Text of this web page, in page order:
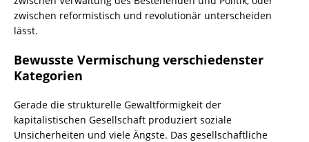
zwischen reformistisch und revolutionär unterscheiden
lässt.
Bewusste Vermischung verschiedenster
Kategorien
Gerade die strukturelle Gewaltförmigkeit der
kapitalistischen Gesellschaft produziert soziale
Unsicherheiten und viele Ängste. Das gesellschaftliche